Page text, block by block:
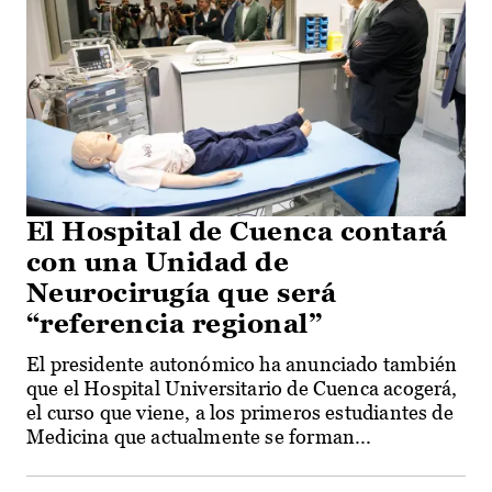
El Hospital de Cuenca contará
con una Unidad de
Neurocirugía que será
“referencia regional”
El presidente autonómico ha anunciado también
que el Hospital Universitario de Cuenca acogerá,
el curso que viene, a los primeros estudiantes de
Medicina que actualmente se forman...